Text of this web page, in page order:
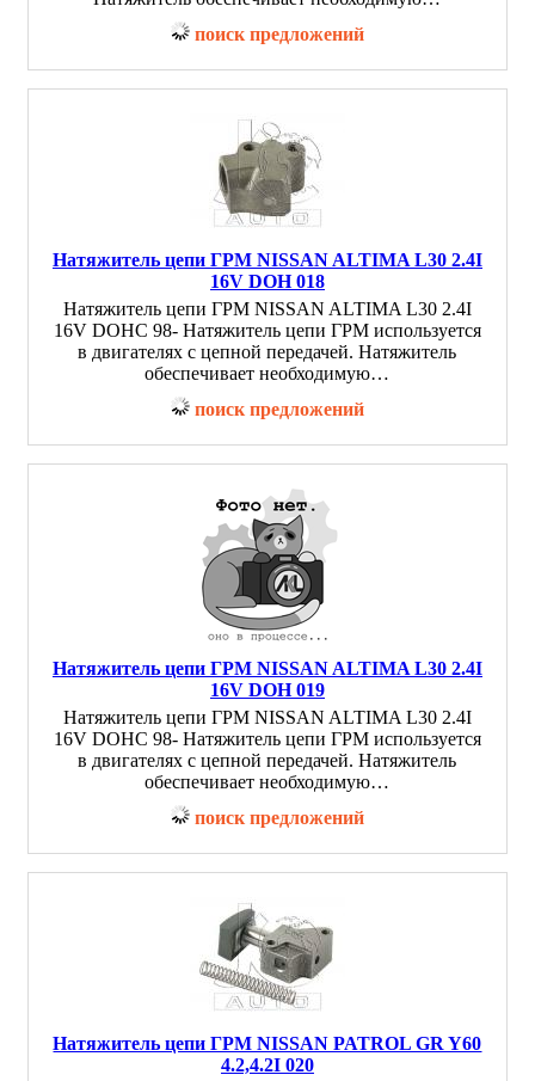
поиск предложений
Натяжитель цепи ГРМ NISSAN ALTIMA L30 2.4I
16V DOH 018
Натяжитель цепи ГРМ NISSAN ALTIMA L30 2.4I
16V DOHC 98- Натяжитель цепи ГРМ используется
в двигателях с цепной передачей. Натяжитель
обеспечивает необходимую…
поиск предложений
Натяжитель цепи ГРМ NISSAN ALTIMA L30 2.4I
16V DOH 019
Натяжитель цепи ГРМ NISSAN ALTIMA L30 2.4I
16V DOHC 98- Натяжитель цепи ГРМ используется
в двигателях с цепной передачей. Натяжитель
обеспечивает необходимую…
поиск предложений
Натяжитель цепи ГРМ NISSAN PATROL GR Y60
4.2,4.2I 020